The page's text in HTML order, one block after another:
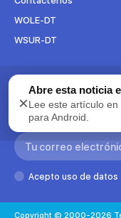
WOLE-DT
WSUR-DT
Suscríbete al
Para mantenerse al
suscríbase ahora a
Search:
Acepto uso de datos
Copyright © 2000-2026
×
Abre esta noticia
Lee este artículo en
para Android.